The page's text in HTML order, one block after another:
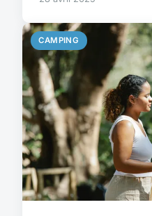
CAMPING